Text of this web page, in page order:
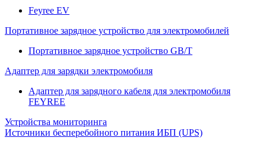
Feyree EV
Портативное зарядное устройство для электромобилей
Портативное зарядное устройство GB/T
Адаптер для зарядки электромобиля
Адаптер для зарядного кабеля для электромобиля
FEYREE
Устройства мониторинга
Источники бесперебойного питания ИБП (UPS)